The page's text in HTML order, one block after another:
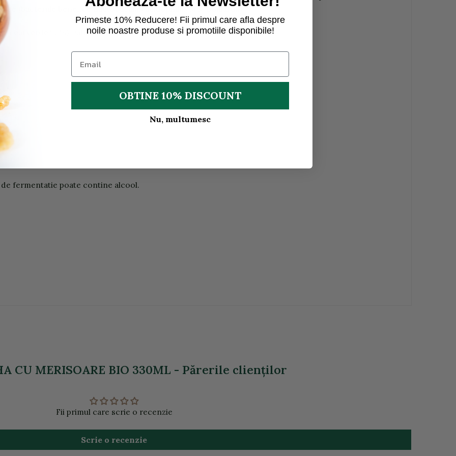
(bacteriile benefice Lactobacillus acidophilus si s. Boulardii).
ceai verde* 2%), zahar*, sirop de merisoare* 2%, culturi kombucha*
fermentatie poate contine alcool.
CU MERISOARE BIO 330ML - Părerile clienţilor
Fii primul care scrie o recenzie
Scrie o recenzie
Primeste 10% Reducere! Fii primul care afla despre
noile noastre produse si promotiile disponibile!
OBTINE 10% DISCOUNT
Nu, multumesc